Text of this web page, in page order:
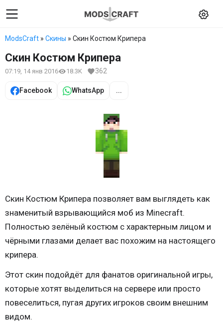
ModsCraft » Скины » Скин Костюм Крипера
Скин Костюм Крипера
07:19, 14 янв 2016 18.3K 362
Facebook WhatsApp ...
Скин Костюм Крипера позволяет вам выглядеть как
знаменитый взрывающийся моб из Minecraft.
Полностью зелёный костюм с характерным лицом и
чёрными глазами делает вас похожим на настоящего
крипера.
Этот скин подойдёт для фанатов оригинальной игры,
которые хотят выделиться на сервере или просто
повеселиться, пугая других игроков своим внешним
видом.